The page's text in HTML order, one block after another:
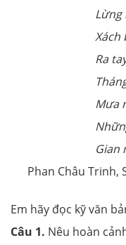
Lừng
Xách
Ra
Mưa
Gian
Phan Châu Trinh,
Em hãy đọc kỹ văn
Câu 1. Nêu hoàn